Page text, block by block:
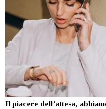
Il piacere dell’attesa,